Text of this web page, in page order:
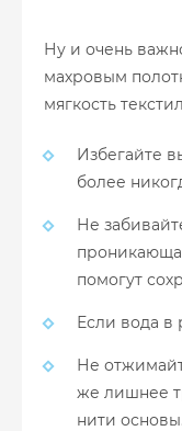
Ну и очень
махровым
мягкость
Избегайте
более
Не
помогут
Если вода в
Не
же лишнее
нити основы.